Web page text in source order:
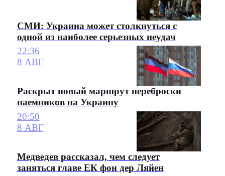
СМИ: Украина может столкнуться с
одной из наиболее серьезных неудач
22:36
8 АВГ
Раскрыт новый маршрут переброски
наемников на Украину
20:50
8 АВГ
Медведев рассказал, чем следует
заняться главе ЕК фон дер Ляйен